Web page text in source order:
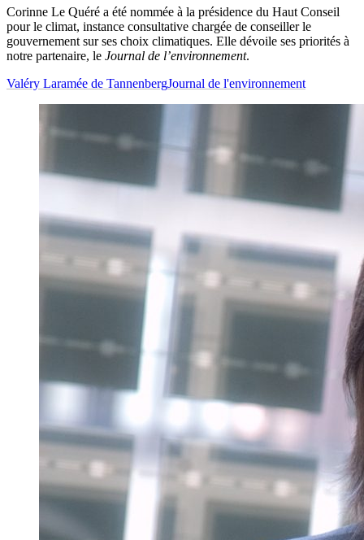
Corinne Le Quéré a été nommée à la présidence du Haut Conseil
pour le climat, instance consultative chargée de conseiller le
gouvernement sur ses choix climatiques. Elle dévoile ses priorités à
notre partenaire, le Journal de l’environnement.
Valéry Laramée de TannenbergJournal de l'environnement